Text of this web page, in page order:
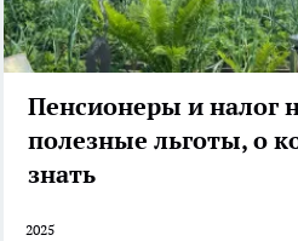
Пенсионеры и налог
полезные льготы, о
знать
2025